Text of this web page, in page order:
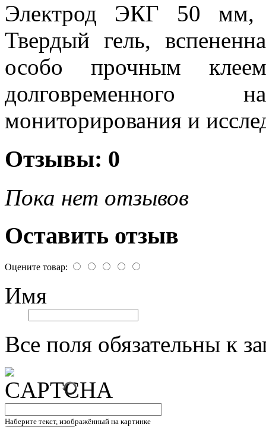
Электрод ЭКГ 50 мм,
Твердый гель,
особо прочным
долговременного
мониторирования и
Отзывы: 0
Пока нет отзывов
Оставить отзыв
Оцените товар:
Имя
Все поля обязательны к
Наберите текст, изображённый на картинке